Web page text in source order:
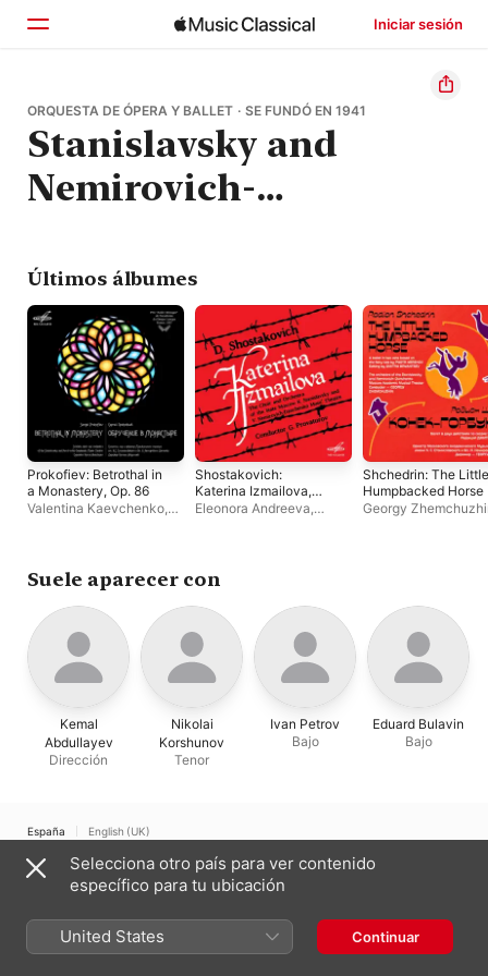
Iniciar sesión
Inicio
Explorar
Buscar
ORQUESTA DE ÓPERA Y BALLET · SE FUNDÓ EN 1941
Stanislavsky and
Nemirovich-
Music Theatre
Orchestra
Últimos álbumes
Prokofiev: Betrothal in
a Monastery, Op. 86
Valentina Kaevchenko,
Shostakovich:
Katerina Izmailova,
Op. 114
Eleonora Andreeva,
Shchedrin: The Little
Humpbacked Horse
Georgy
Suele aparecer con
Kemal
Abdullayev
Dirección
Nikolai
Korshunov
Tenor
Ivan Petrov
Bajo
Eduard Bulavin
Bajo
España English (UK)
Copyright © 2026 Apple Inc. Todos los derechos reservados.
Términos del servicio de internet
Apple Music y la privacidad
Selecciona otro país para ver contenido
específico para tu ubicación
United States Continuar